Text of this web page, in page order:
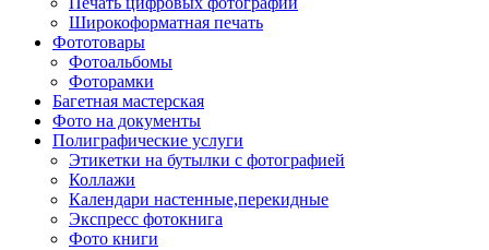
Широкоформатная печать
Фототовары
Фотоальбомы
Фоторамки
Багетная мастерская
Фото на документы
Полиграфические услуги
Этикетки на бутылки c фотографией
Коллажи
Календари настенные,перекидные
Экспресс фотокнига
Фото книги